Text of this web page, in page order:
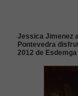
Jessica Jimenez
Pontevedra
2012 de Esdemga